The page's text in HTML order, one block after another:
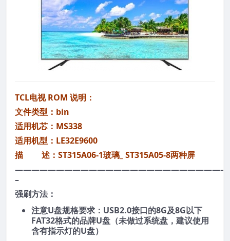
TCL电视 ROM 说明：
文件类型：bin
适用机芯：MS338
适用机型：LE32E9600
描 述：ST315A06-1玻璃_ ST315A05-8两种屏
–
强刷方法：
注意U盘规格要求：USB2.0接口的8G及8G以下
FAT32格式的品牌U盘（未做过系统盘，建议使用
含有指示灯的U盘）